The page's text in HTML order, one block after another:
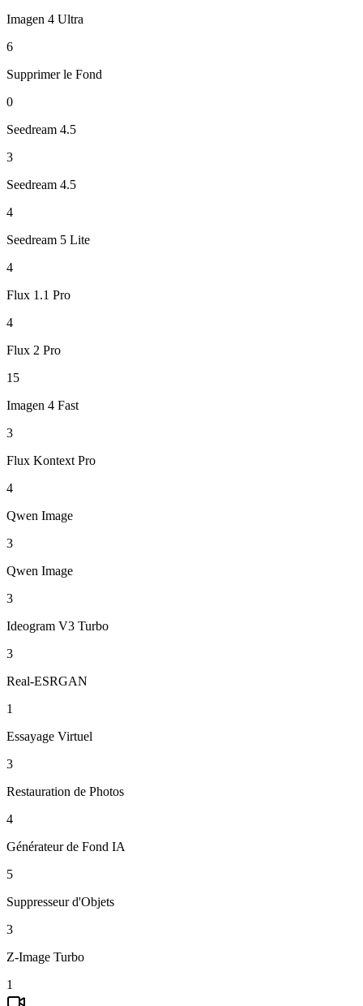
Imagen 4 Ultra
6
Supprimer le Fond
0
Seedream 4.5
3
Seedream 4.5
4
Seedream 5 Lite
4
Flux 1.1 Pro
4
Flux 2 Pro
15
Imagen 4 Fast
3
Flux Kontext Pro
4
Qwen Image
3
Qwen Image
3
Ideogram V3 Turbo
3
Real-ESRGAN
1
Essayage Virtuel
3
Restauration de Photos
4
Générateur de Fond IA
5
Suppresseur d'Objets
3
Z-Image Turbo
1